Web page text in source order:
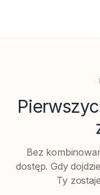
Bez
dostęp. Gdy
Ty